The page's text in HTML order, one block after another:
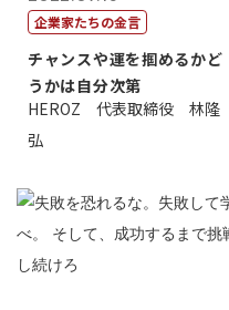
企業家たちの金言
チャンスや運を掴めるかど
うかは自分次第
HEROZ 代表取締役 林隆
弘